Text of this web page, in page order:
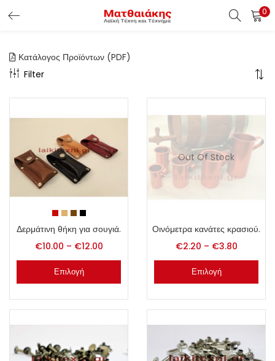
0
Κατάλογος Προϊόντων (PDF)
Filter
Δερμάτινη θήκη για σουγιά.
€10.00 – €12.00
Επιλογή
Out Of Stock
Οινόμετρα κανάτες κρασιού.
€2.20 – €3.80
Επιλογή
ΕΊΣΟΔΟΣ ΠΕΛΑΤΏΝ
Εισάγετε το Username & Password για την είσοδο σας ώς
πελάτης.
Υπενθύμιση κωδικού
Είσοδος Πελατών
Χάσατε τον κωδικό σας ?